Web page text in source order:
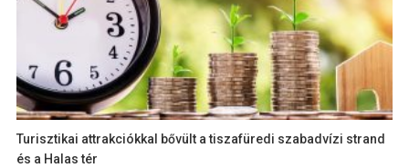
Turisztikai attrakciókkal bővült a tiszafüredi szabadvízi strand
és a Halas tér